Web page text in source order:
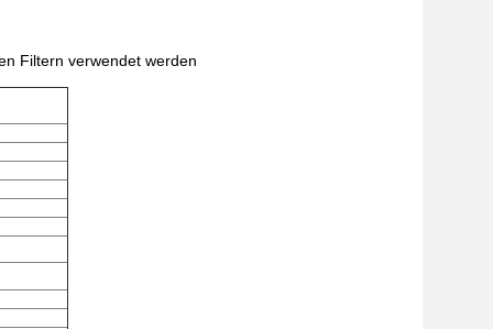
Filtern verwendet werden